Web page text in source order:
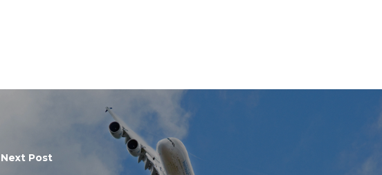
Next Post